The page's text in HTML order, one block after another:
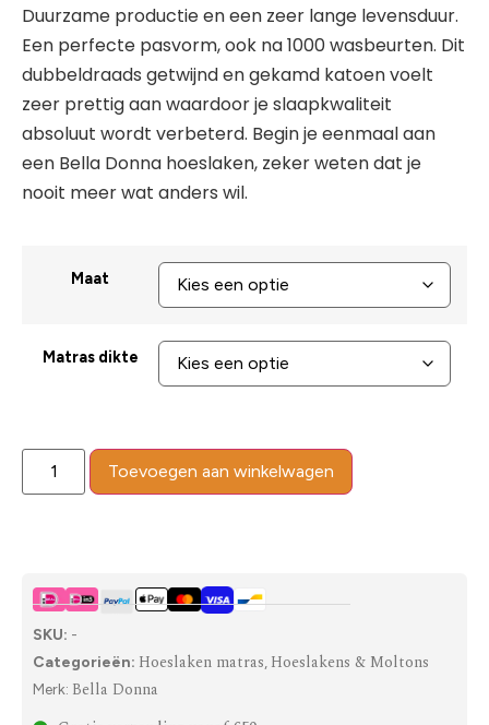
Duurzame productie en een zeer lange levensduur.
Een perfecte pasvorm, ook na 1000 wasbeurten. Dit
dubbeldraads getwijnd en gekamd katoen voelt
zeer prettig aan waardoor je slaapkwaliteit
absoluut wordt verbeterd. Begin je eenmaal aan
een Bella Donna hoeslaken, zeker weten dat je
nooit meer wat anders wil.
Maat
Matras dikte
Toevoegen aan winkelwagen
SKU: -
Categorieën: Hoeslaken matras, Hoeslakens & Moltons
Merk: Bella Donna